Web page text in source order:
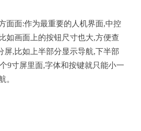
面面:作为最重要的人机界面,中控
如画面上的按钮尺寸也大,方便查
,比如上半部分显示导航,下半部
9寸屏里面,字体和按键就只能小一
。